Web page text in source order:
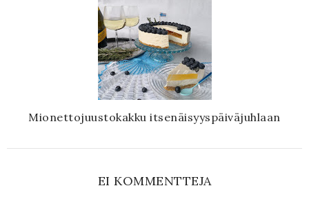
Mionettojuustokakku itsenäisyyspäiväjuhlaan
EI KOMMENTTEJA